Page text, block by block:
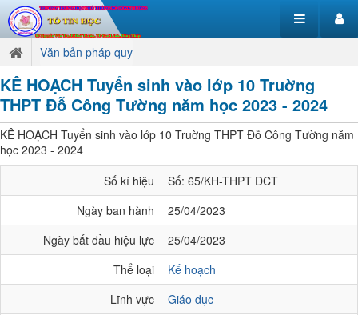
Văn bản pháp quy
KÊ HOẠCH Tuyển sinh vào lớp 10 Truờng
THPT Đỗ Công Tường năm học 2023 - 2024
KÊ HOẠCH Tuyển sinh vào lớp 10 Truờng THPT Đỗ Công Tường năm
học 2023 - 2024
Số kí hiệu
Số: 65/KH-THPT ĐCT
Ngày ban hành
25/04/2023
Ngày bắt đầu hiệu lực
25/04/2023
Thể loại
Kế hoạch
Lĩnh vực
Giáo dục